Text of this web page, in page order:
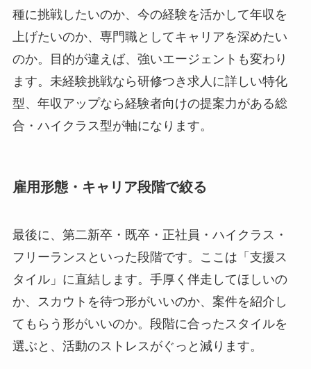
種に挑戦したいのか、今の経験を活かして年収を
上げたいのか、専門職としてキャリアを深めたい
のか。目的が違えば、強いエージェントも変わり
ます。未経験挑戦なら研修つき求人に詳しい特化
型、年収アップなら経験者向けの提案力がある総
合・ハイクラス型が軸になります。
雇用形態・キャリア段階で絞る
最後に、第二新卒・既卒・正社員・ハイクラス・
フリーランスといった段階です。ここは「支援ス
タイル」に直結します。手厚く伴走してほしいの
か、スカウトを待つ形がいいのか、案件を紹介し
てもらう形がいいのか。段階に合ったスタイルを
選ぶと、活動のストレスがぐっと減ります。